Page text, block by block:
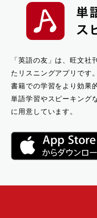
「英語の友」は、旺文社
たリスニングアプリです。
書籍での学習をより効果
単語学習やスピーキング
に用意しています。